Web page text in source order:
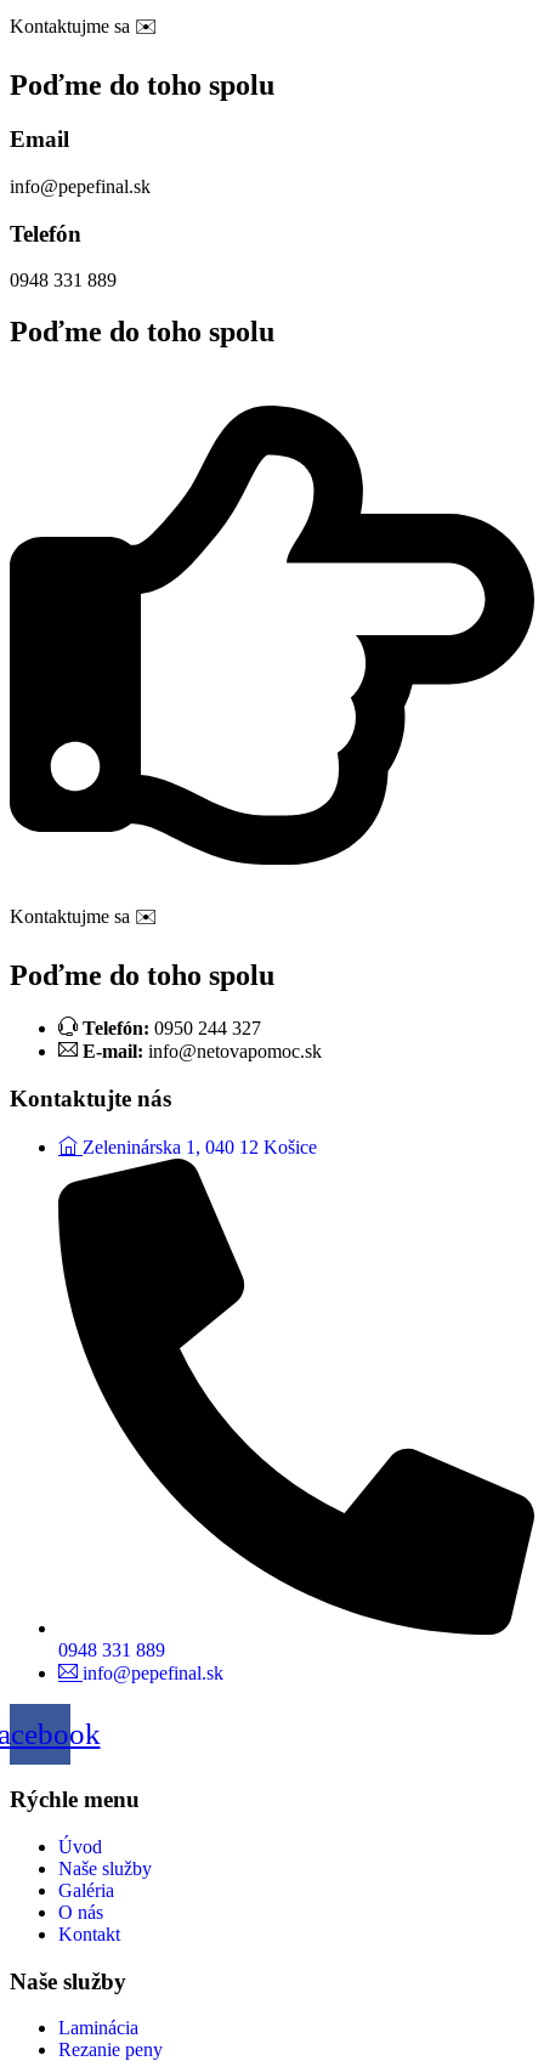
Kontaktujme sa ✉️
Poďme do toho spolu
Email
info@pepefinal.sk
Telefón
0948 331 889
Poďme do toho spolu
Kontaktujme sa ✉️
Poďme do toho spolu
Telefón: 0950 244 327
E-mail: info@netovapomoc.sk
Kontaktujte nás
Zeleninárska 1, 040 12 Košice
0948 331 889
info@pepefinal.sk
Rýchle menu
Úvod
Naše služby
Galéria
O nás
Kontakt
Naše služby
Laminácia
Rezanie peny